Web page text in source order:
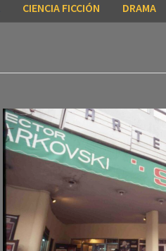
CIENCIA FICCIÓN DRAMA